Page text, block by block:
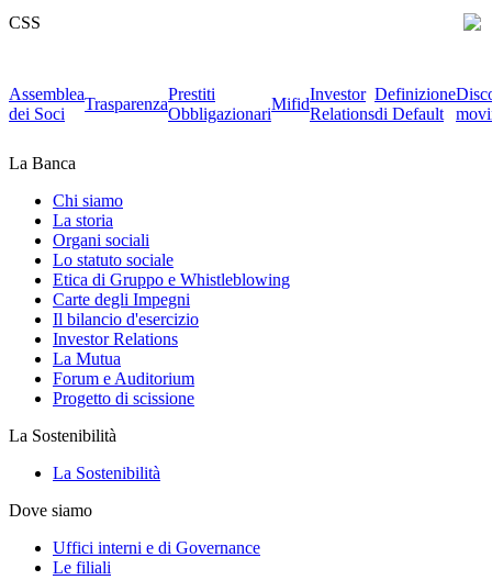
CSS
Assemblea
dei Soci
Trasparenza
Prestiti
Obbligazionari
Mifid
Investor
Relations
Definizione
di Default
La Banca
Chi siamo
La storia
Organi sociali
Lo statuto sociale
Etica di Gruppo e Whistleblowing
Carte degli Impegni
Il bilancio d'esercizio
Investor Relations
La Mutua
Forum e Auditorium
Progetto di scissione
La Sostenibilità
La Sostenibilità
Dove siamo
Uffici interni e di Governance
Le filiali